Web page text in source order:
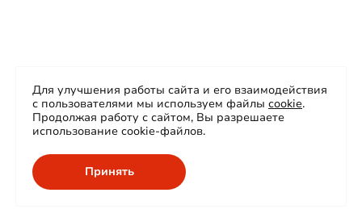
Для улучшения работы сайта и его взаимодействия
с пользователями мы используем файлы cookie.
Продолжая работу с сайтом, Вы разрешаете
использование cookie-файлов.
Принять